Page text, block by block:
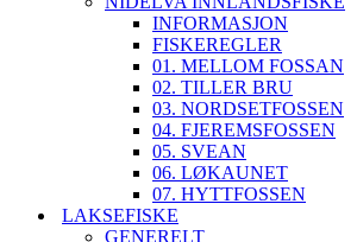
INFORMASJON
FISKEREGLER
01. MELLOM FOSSAN
02. TILLER BRU
03. NORDSETFOSSEN
04. FJEREMSFOSSEN
05. SVEAN
06. LØKAUNET
07. HYTTFOSSEN
LAKSEFISKE
GENERELT